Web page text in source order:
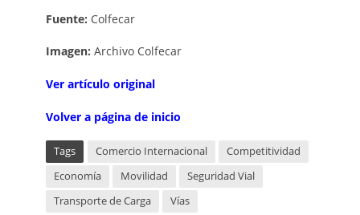
Fuente: Colfecar
Imagen: Archivo Colfecar
Ver artículo original
Volver a página de inicio
Tags Comercio Internacional
Competitividad
Economía
Movilidad
Seguridad Vial
Transporte de Carga
Vías